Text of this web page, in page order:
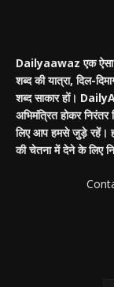
Dailyaawaz एक ऐसा
शब्द की यात्रा, दिल-
शब्द साकार हों।
अभिमंत्रित होकर निरंतर
लिए आप हमसे जुड़े रहें।
की चेतना में देने के लिए